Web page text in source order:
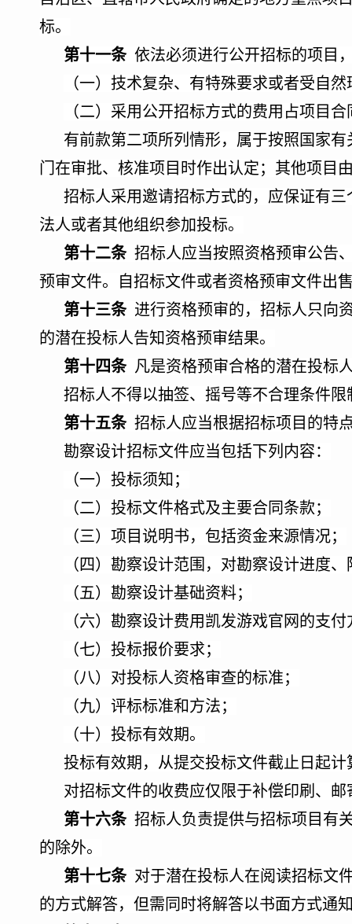
标。
第十一条 依法必须进行公开招标的项目
（一）技术复杂、有特殊要求或者受自
（二）采用公开招标方式的费用占项目
有前款第二项所列情形，属于按照国家
门在审批、核准项目时作出认定；其他项目
招标人采用邀请招标方式的，应保证有
法人或者其他组织参加投标。
第十二条 招标人应当按照资格预审公告
预审文件。自招标文件或者资格预审文件出
第十三条 进行资格预审的，招标人只向
的潜在投标人告知资格预审结果。
第十四条 凡是资格预审合格的潜在投标
招标人不得以抽签、摇号等不合理条件
第十五条 招标人应当根据招标项目的特
勘察设计招标文件应当包括下列内容：
（一）投标须知；
（二）投标文件格式及主要合同条款；
（三）项目说明书，包括资金来源情况；
（四）勘察设计范围，对勘察设计进度
（五）勘察设计基础资料；
（六）勘察设计费用凯发游戏官网的支
（七）投标报价要求；
（八）对投标人资格审查的标准；
（九）评标标准和方法；
（十）投标有效期。
投标有效期，从提交投标文件截止日起计
对招标文件的收费应仅限于补偿印刷、
第十六条 招标人负责提供与招标项目有
的除外。
第十七条 对于潜在投标人在阅读招标文
的方式解答，但需同时将解答以书面方式通